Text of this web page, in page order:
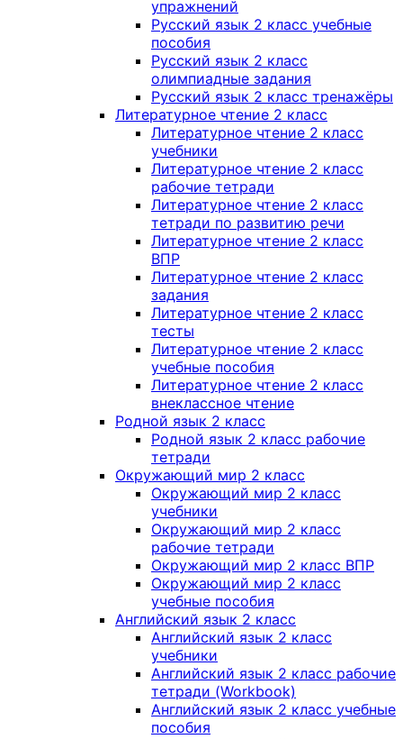
упражнений
Русский язык 2 класс учебные
пособия
Русский язык 2 класс
олимпиадные задания
Русский язык 2 класс тренажёры
Литературное чтение 2 класс
Литературное чтение 2 класс
учебники
Литературное чтение 2 класс
рабочие тетради
Литературное чтение 2 класс
тетради по развитию речи
Литературное чтение 2 класс
ВПР
Литературное чтение 2 класс
задания
Литературное чтение 2 класс
тесты
Литературное чтение 2 класс
учебные пособия
Литературное чтение 2 класс
внеклассное чтение
Родной язык 2 класс
Родной язык 2 класс рабочие
тетради
Окружающий мир 2 класс
Окружающий мир 2 класс
учебники
Окружающий мир 2 класс
рабочие тетради
Окружающий мир 2 класс ВПР
Окружающий мир 2 класс
учебные пособия
Английский язык 2 класс
Английский язык 2 класс
учебники
Английский язык 2 класс рабочие
тетради (Workbook)
Английский язык 2 класс учебные
пособия